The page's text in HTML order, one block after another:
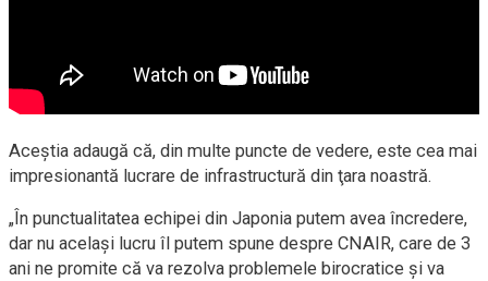
Aceştia adaugă că, din multe puncte de vedere, este cea mai
impresionantă lucrare de infrastructură din ţara noastră.
„În punctualitatea echipei din Japonia putem avea încredere,
dar nu acelaşi lucru îl putem spune despre CNAIR, care de 3
ani ne promite că va rezolva problemele birocratice şi va